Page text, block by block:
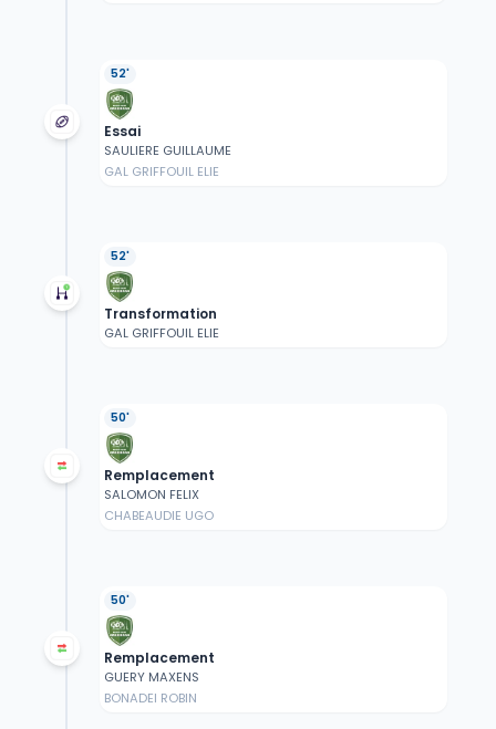
52'
Essai
SAULIERE GUILLAUME
GAL GRIFFOUIL ELIE
52'
Transformation
GAL GRIFFOUIL ELIE
50'
Remplacement
SALOMON FELIX
CHABEAUDIE UGO
50'
Remplacement
GUERY MAXENS
BONADEI ROBIN